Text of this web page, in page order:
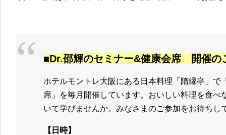
■Dr.邵輝のセミナー&健康会席 開催の
ホテルモントレ大阪にある日本料理「隋縁亭」で
席」を毎月開催しています。おいしい料理を食べ
いて学びませんか。みなさまのご参加をお待ちし
【日時】